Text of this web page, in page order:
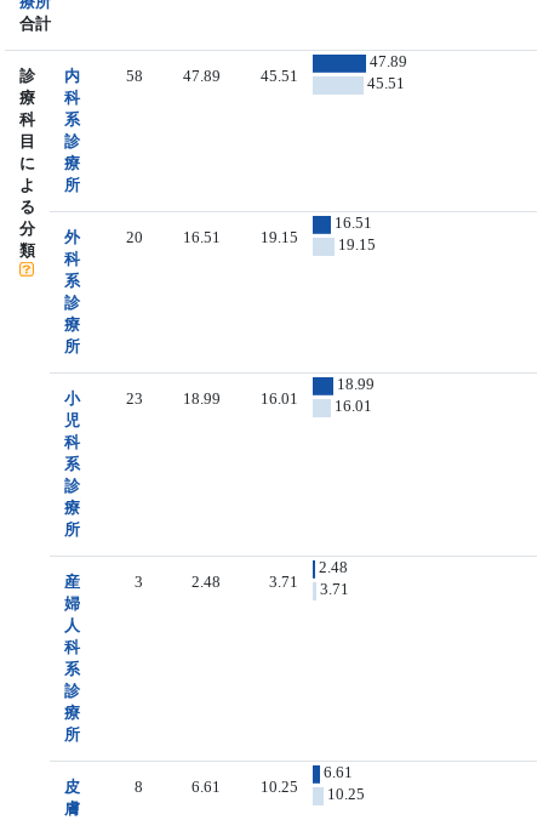
合計
診
療
科
目
に
よ
る
分
類
内
科
系
診
療
所
58 47.89 45.51
47.89
45.51
外
科
系
診
療
所
20 16.51 19.15
16.51
19.15
小
児
科
系
診
療
所
23 18.99 16.01
18.99
16.01
産
婦
人
科
系
診
療
所
3 2.48 3.71
2.48
3.71
皮
膚
8 6.61 10.25
6.61
10.25